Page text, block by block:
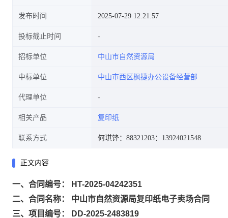
发布时间 2025-07-29 12:21:57
投标截止时间
招标单位 中山市自然资源局
中标单位 中山市西区枫捷办公设备经营部
代理单位
相关产品 复印纸
联系方式 何琪锋：88321203：13924021548
正文内容
一、合同编号： HT-2025-04242351
二、合同名称： 中山市自然资源局复印纸电子卖场合同
三、项目编号： DD-2025-2483819